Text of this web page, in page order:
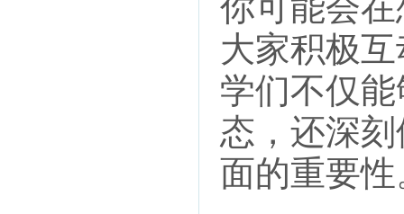
大家积极
学们不仅
态，还深
面的重要性